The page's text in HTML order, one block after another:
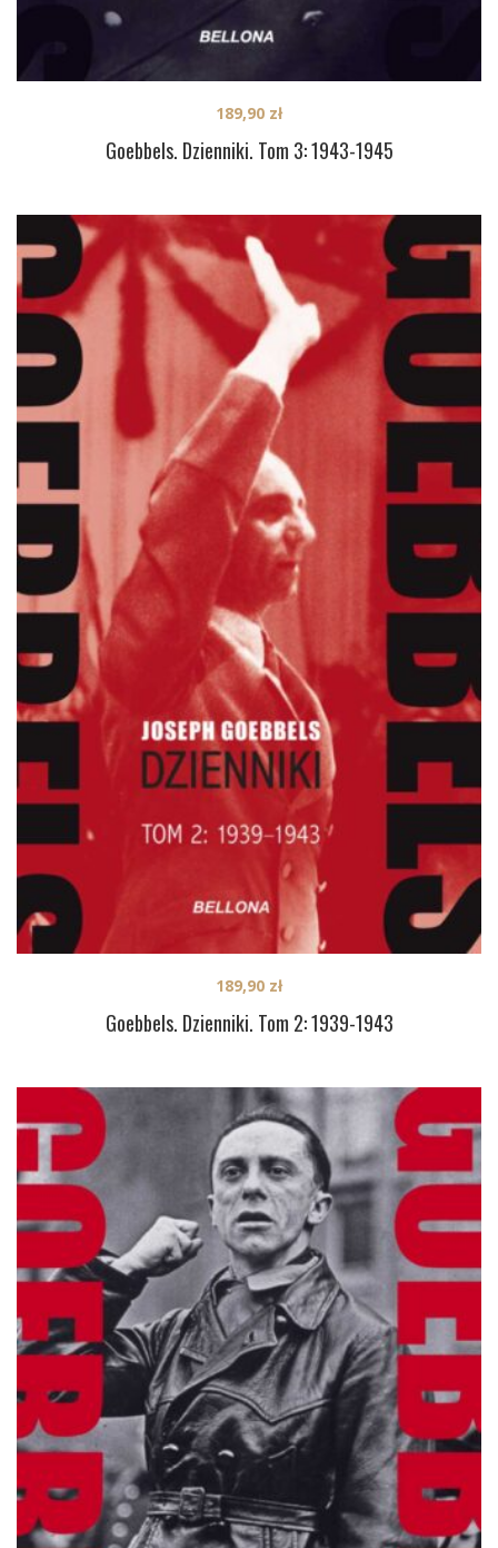
Goebbels. Dzienniki. Tom 3: 1943-1945
189,90 zł
Goebbels. Dzienniki. Tom 2: 1939-1943
189,90 zł